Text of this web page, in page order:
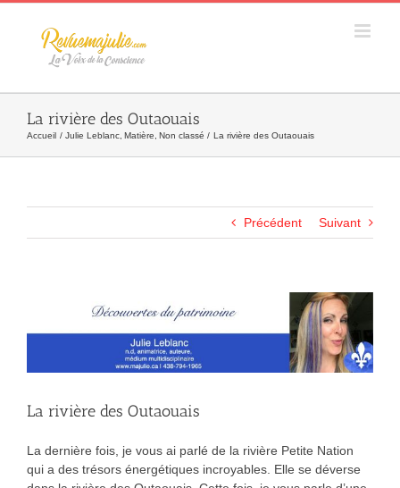
Skip
La rivière des Outaouais
Accueil Julie Leblanc Matière Non classé La rivière des Outaouais
Précédent Suivant
l&apos;image
La rivière des Outaouais
La dernière fois, je vous ai parlé de la rivière Petite Nation
qui a des trésors énergétiques incroyables. Elle se déverse